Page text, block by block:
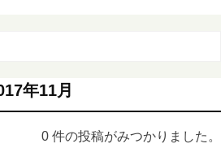
年11月
0 件の投稿がみつかりました。